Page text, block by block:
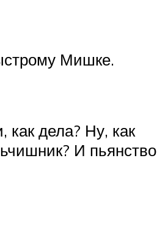
Мишке.
как дела? Ну, как
И пьянство